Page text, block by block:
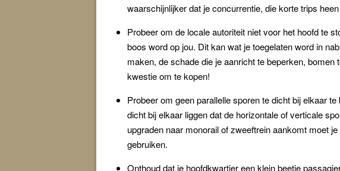
waarschijnlijker dat je concurrentie, die korte trips
Probeer om de locale autoriteit niet voor het hoofd te
boos word op jou. Dit kan wat je toegelaten word in
maken, de schade die je aanricht te beperken,
kwestie om te kopen!
Probeer om geen parallelle sporen te dicht bij elkaar
dicht bij elkaar liggen dat de horizontale of verticale
upgraden naar monorail of zweeftrein aankomt moet
gebruiken.
Onthoud dat je hoofdkwartier een klein beetje